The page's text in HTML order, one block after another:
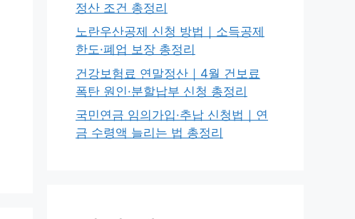
정산 조건 총정리
노란우산공제 신청 방법｜소득공제
한도·폐업 보장 총정리
건강보험료 연말정산｜4월 건보료
폭탄 원인·분할납부 신청 총정리
국민연금 임의가입·추납 신청법｜연
금 수령액 늘리는 법 총정리